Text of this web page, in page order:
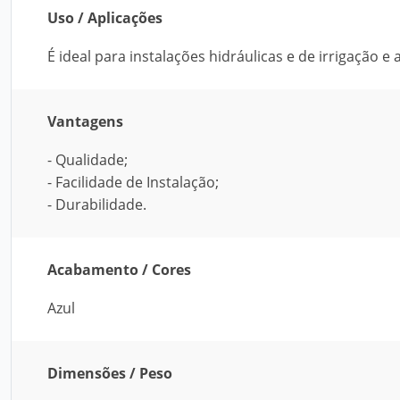
Uso / Aplicações
É ideal para instalações hidráulicas e de irrigação e
Vantagens
- Qualidade;
- Facilidade de Instalação;
- Durabilidade.
Acabamento / Cores
Azul
Dimensões / Peso